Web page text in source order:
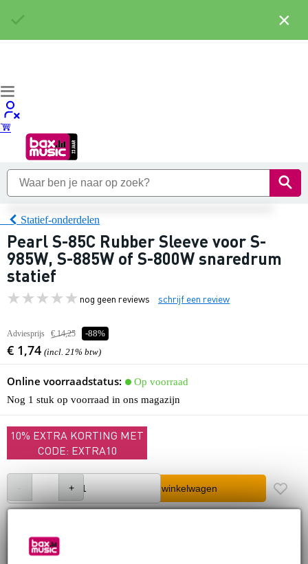
Statief-onderdelen
Pearl S-85C Rubber Sleeve voor S-
985W, S-885W of S-800W snaredrum
statief
nog geen reviews schrijf een review
Adviesprijs € 14,25 -88%
€ 1,74 (incl. 21% btw)
Online voorraadstatus:
Op voorraad
Nog 1 stuk op voorraad in ons magazijn
10% EXTRA KORTING MET
CODE: EXTRA10
In winkelwagen
Bestel voor 23:00 = morgen in huis
×